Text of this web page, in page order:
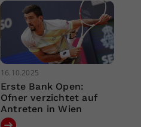
16.10.2025
Erste Bank Open:
Ofner verzichtet auf
Antreten in Wien